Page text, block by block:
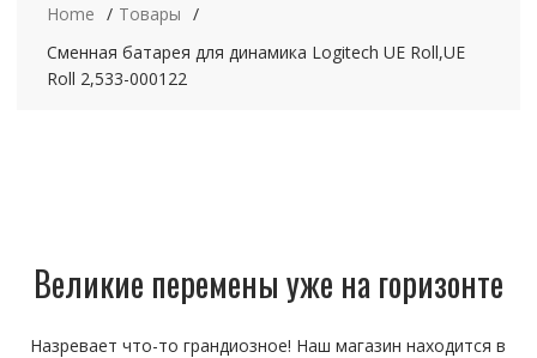
Home
Товары
Сменная батарея для динамика Logitech UE Roll,UE
Roll 2,533-000122
Великие перемены уже на горизонте
Назревает что-то грандиозное! Наш магазин находится в